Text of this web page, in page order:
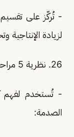
لزيادة
26. نظرية 5 مراحل الحزن (إليزابيث كوبلر روس)
- تُستخدم لفهم
الصدمة: